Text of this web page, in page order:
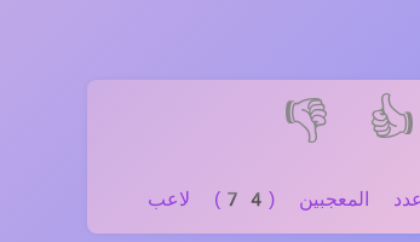
👍
👎
عدد المعجبين (74) لاعب